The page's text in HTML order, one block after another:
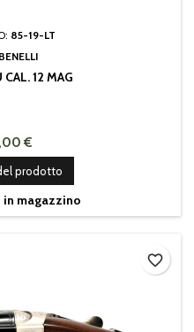
85-19-LT
BENELLI
12 MAG
€
prodotto
magazzino
favorite_border